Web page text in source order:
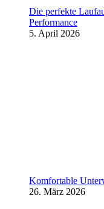
Die perfekte
Performance
5. April 2026
Komfortable
26. März 2026